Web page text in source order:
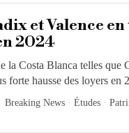
et Valence
2024
la Costa Blanca telles
forte hausse des loyers en
Breaking News · Études ·